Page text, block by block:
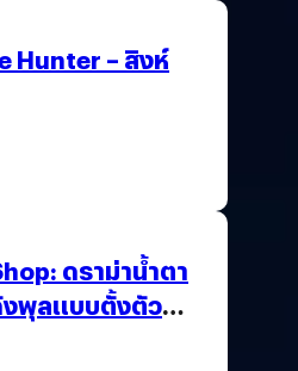
Hunter – สิงห์
ดราม่าน้ำตา
พุลแบบตั้งตัว